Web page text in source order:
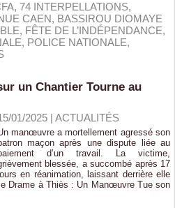
, 74 INTERPELLATIONS,
CAEN, BASSIROU DIOMAYE
, FÊTE DE L’INDÉPENDANCE,
, POLICE NATIONALE,
un Chantier Tourne au
01/2025| ACTUALITÉS
manœuvre a mortellement agressé son
maçon après une dispute liée au
d’un travail. La victime,
blessée, a succombé après 17
en réanimation, laissant derrière elle
Drame à Thiès : Un Manœuvre Tue son